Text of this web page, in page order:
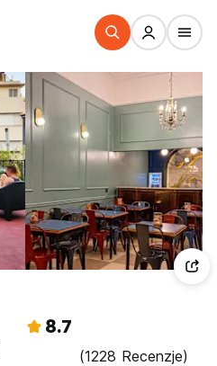
8.7
(1228 Recenzje)